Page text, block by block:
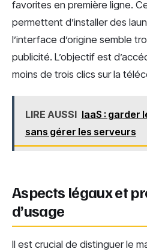
favorites en première ligne.
permettent d’installer des
l’interface d’origine semble
publicité. L’objectif est
moins de trois clics sur la
LIRE AUSSI IaaS : garder
sans gérer les serveurs
Aspects légaux et
d’usage
Il est crucial de distinguer le